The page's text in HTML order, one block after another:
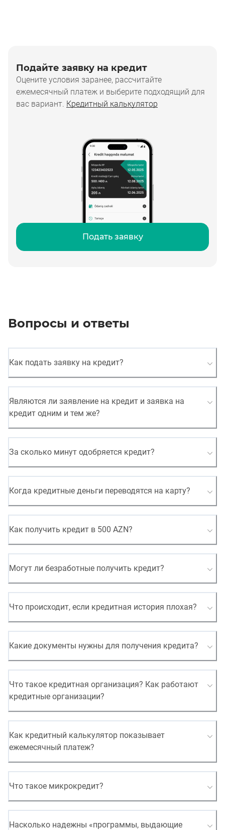
Подайте заявку на кредит
Оцените условия заранее, рассчитайте
ежемесячный платеж и выберите подходящий для
вас вариант. Кредитный калькулятор
Подать заявку
Вопросы и ответы
Как подать заявку на кредит?
Являются ли заявление на кредит и заявка на
кредит одним и тем же?
За сколько минут одобряется кредит?
Когда кредитные деньги переводятся на карту?
Как получить кредит в 500 AZN?
Могут ли безработные получить кредит?
Что происходит, если кредитная история плохая?
Какие документы нужны для получения кредита?
Что такое кредитная организация? Как работают
кредитные организации?
Как кредитный калькулятор показывает
ежемесячный платеж?
Что такое микрокредит?
Насколько надежны «программы, выдающие